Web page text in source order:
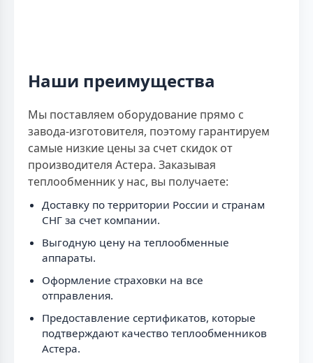
Наши преимущества
Мы поставляем оборудование прямо с
завода-изготовителя, поэтому гарантируем
самые низкие цены за счет скидок от
производителя Астера. Заказывая
теплообменник у нас, вы получаете:
Доставку по территории России и странам
СНГ за счет компании.
Выгодную цену на теплообменные
аппараты.
Оформление страховки на все
отправления.
Предоставление сертификатов, которые
подтверждают качество теплообменников
Астера.